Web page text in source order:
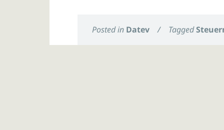
Posted in Datev / Tagged